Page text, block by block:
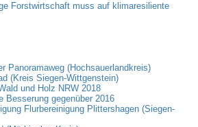
Forstwirtschaft muss auf klimaresiliente
Panoramaweg (Hochsauerlandkreis)
(Kreis Siegen-Wittgenstein)
und Holz NRW 2018
Besserung gegenüber 2016
Flurbereinigung Plittershagen (Siegen-